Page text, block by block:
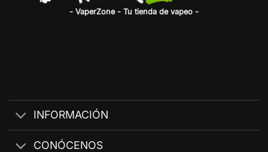
- VaperZone - Tu tienda de vapeo -
INFORMACIÓN
CONÓCENOS